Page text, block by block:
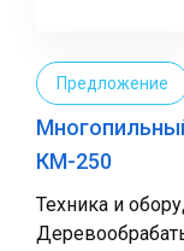
Предложение
КМ-250
Техника и